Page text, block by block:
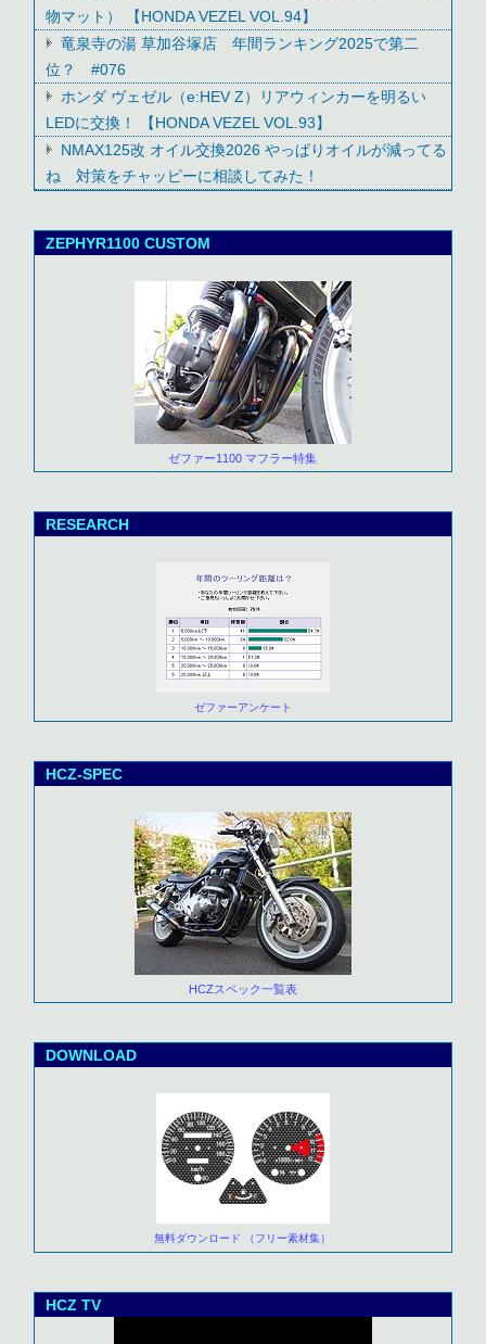
物マット） 【HONDA VEZEL VOL.94】
竜泉寺の湯 草加谷塚店 年間ランキング2025で第二
位？ #076
ホンダ ヴェゼル（e:HEV Z）リアウィンカーを明るい
LEDに交換！ 【HONDA VEZEL VOL.93】
NMAX125改 オイル交換2026 やっぱりオイルが減ってる
ね 対策をチャッピーに相談してみた！
ZEPHYR1100 CUSTOM
ゼファー1100 マフラー特集
RESEARCH
ゼファーアンケート
HCZ-SPEC
HCZスペック一覧表
DOWNLOAD
無料ダウンロード （フリー素材集）
HCZ TV